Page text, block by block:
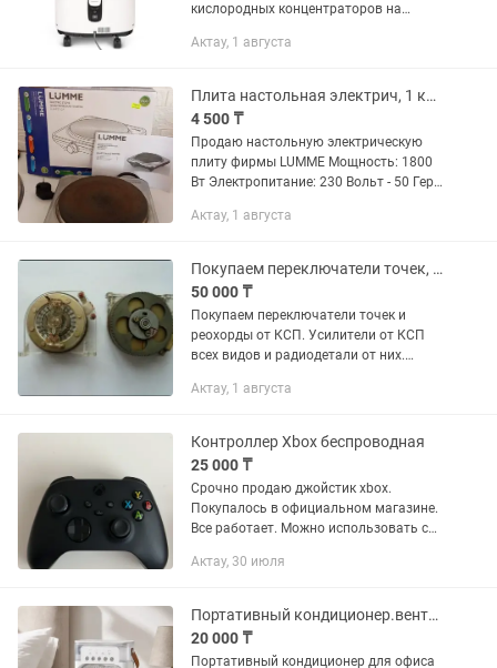
кислородных концентраторов на
учреждений и предназначен для
заболеваний...
Актау, 1 августа
Плита настольная электрич, 1 конфорка 17см, 1800 Вт
4 500 ₸
Продаю настольную электрическую
плиту фирмы LUMME Мощность: 1800
Вт Электропитание: 230 Вольт - 50 Герц
см Материал корпуса: нержавеющая
Актау, 1 августа
Покупаем переключатели точек, реохорды и контакты от них.
50 000 ₸
Покупаем переключатели точек и
реохорды от КСП. Усилители от КСП
всех видов и радиодетали от них.
пишите , отправляйте фото, наши
Актау, 1 августа
Контроллер Xbox беспроводная
25 000 ₸
Срочно продаю джойстик xbox.
Покупалось в официальном магазине.
Все работает. Можно использовать с
долго.
Актау, 30 июля
Портативный кондиционер.вентилятор с функцией увлажнения и охлаждения.
20 000 ₸
Портативный кондиционер для офиса